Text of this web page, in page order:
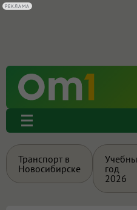
Транспорт в
Новосибирске
год
2026
РЕКЛАМА